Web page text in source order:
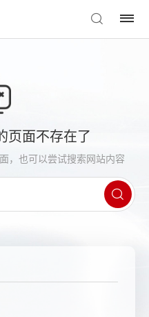
页面不存在了
，也可以尝试搜索网站内容